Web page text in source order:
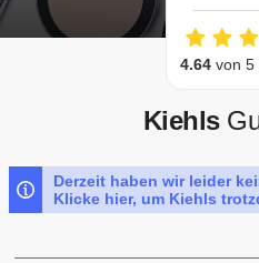
4.64von 5
Kiehls
Derzeit haben wir leider
Klicke hier, um Kiehls